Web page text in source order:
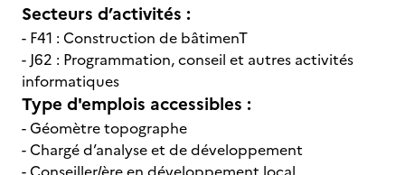
Secteurs d’activités :
- F41 : Construction de bâtimenT
- J62 : Programmation, conseil et autres activités
informatiques
Type d'emplois accessibles :
- Géomètre topographe
- Chargé d’analyse et de développement